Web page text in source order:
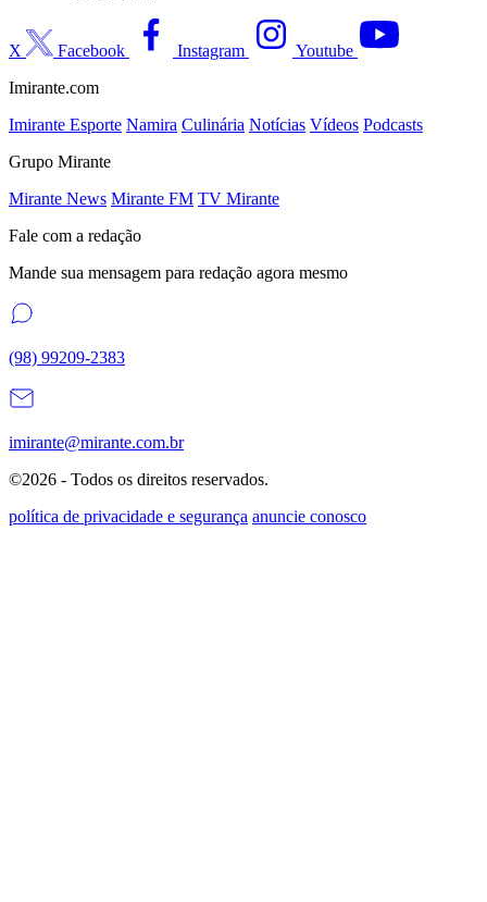
X Facebook Instagram
Youtube
Imirante.com
Imirante Esporte Namira Culinária Notícias Vídeos Podcasts
Grupo Mirante
Mirante News Mirante FM TV Mirante
Fale com a redação
Mande sua mensagem para redação agora mesmo
(98) 99209-2383
imirante@mirante.com.br
©2026 - Todos os direitos reservados.
política de privacidade e segurança anuncie conosco